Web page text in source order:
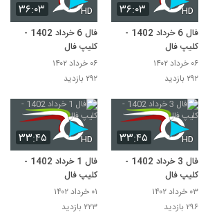
۳۶:۰۳ HD
فال 6 خرداد 1402 -
کلیپ فال
۰۶ خرداد ۱۴۰۲
۲۹۲ بازدید
۳۶:۰۳ HD
فال 6 خرداد 1402 -
کلیپ فال
۰۶ خرداد ۱۴۰۲
۲۹۲ بازدید
۳۳:۴۵ HD
فال 3 خرداد 1402 -
کلیپ فال
۰۳ خرداد ۱۴۰۲
۲۹۶ بازدید
۳۳:۴۵ HD
فال 1 خرداد 1402 -
کلیپ فال
۰۱ خرداد ۱۴۰۲
۲۲۳ بازدید